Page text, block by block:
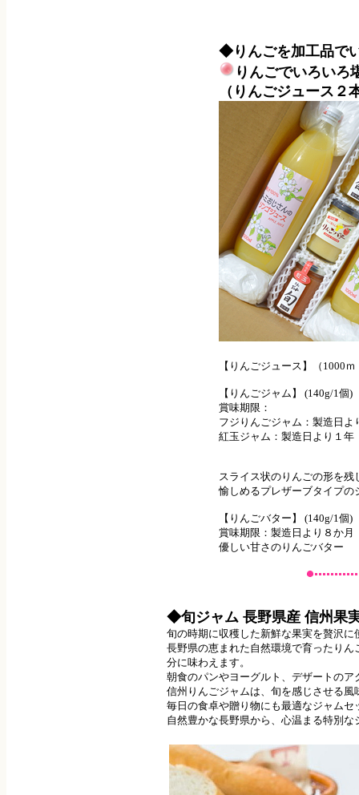
◆りんごを加工品で
りんごでいろいろ
（りんごジュース
【りんごジュース】（1000
【りんごジャム】 (140g/1
賞味期限：
フジりんごジャム：製造日よ
紅玉ジャム：製造日より１年
スライス状のりんごの形を
愉しめるプレザーブタイプの
【りんごバター】 (140g/
賞味期限：製造日より８か月
優しい甘さのりんごバター
◆旬ジャム 長野県産 信州果
旬の時期に収穫した新鮮な果実を贅沢
長野県の恵まれた自然環境で育ったり
分に味わえます。
朝食のパンやヨーグルト、デザートの
信州りんごジャムは、旬を感じさせる
毎日の食卓や贈り物にも最適なジャム
自然豊かな長野県から、心温まる特別な